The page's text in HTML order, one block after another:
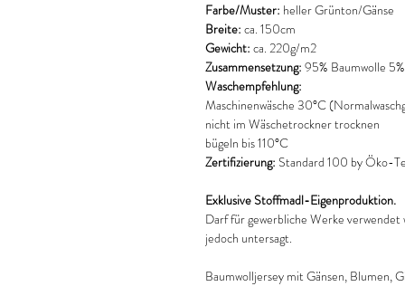
Farbe/Muster: heller Grünton/Gänse
Breite: ca. 150cm
Gewicht: ca. 220g/m2
Zusammensetzung: 95% Baumwolle
Waschempfehlung:
Maschinenwäsche 30°C
nicht im Wäschetrockner trocknen
bügeln bis 110°C
Zertifizierung: Standard 100 by Öko-
Exklusive Stoffmadl-Eigenproduktion.
Darf für gewerbliche Werke
jedoch untersagt.
Baumwolljersey mit Gänsen, Blumen,